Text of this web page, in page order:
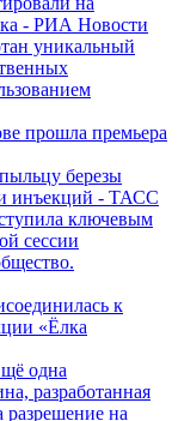
- РИА Новости
уникальный
прошла премьера
березы
инъекций - ТАСС
ключевым
сессии
к
«Ёлка
одна
разработанная
на